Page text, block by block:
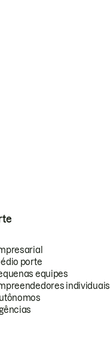
porte
equipes
individuais